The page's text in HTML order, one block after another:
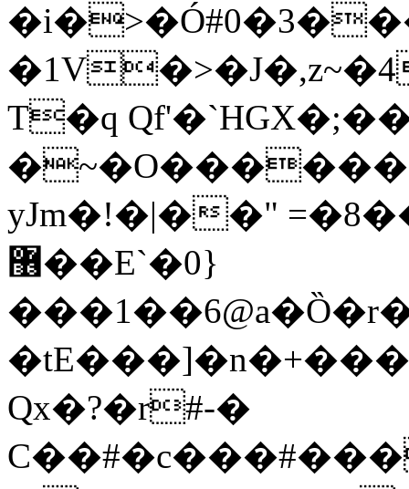
T�q
yJm�!�|��"
޶��E`�0}
Qx�?�r#-�